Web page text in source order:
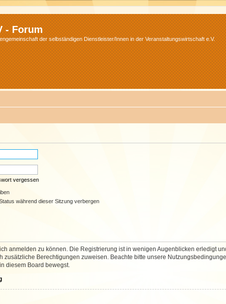
- Forum
der selbständigen Dienstleister/Innen in der Veranstaltungswirtschaft e.V.
vergessen
während dieser Sitzung verbergen
anmelden zu können. Die Registrierung ist in wenigen Augenblicken erledigt
zusätzliche Berechtigungen zuweisen. Beachte bitte unsere
diesem Board bewegst.